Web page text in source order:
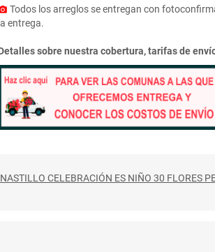
Todos los arreglos se entregan con
la entrega.
sobre nuestra cobertura, tarifas de
CELEBRACIÓN ES NIÑO 30 FLORES